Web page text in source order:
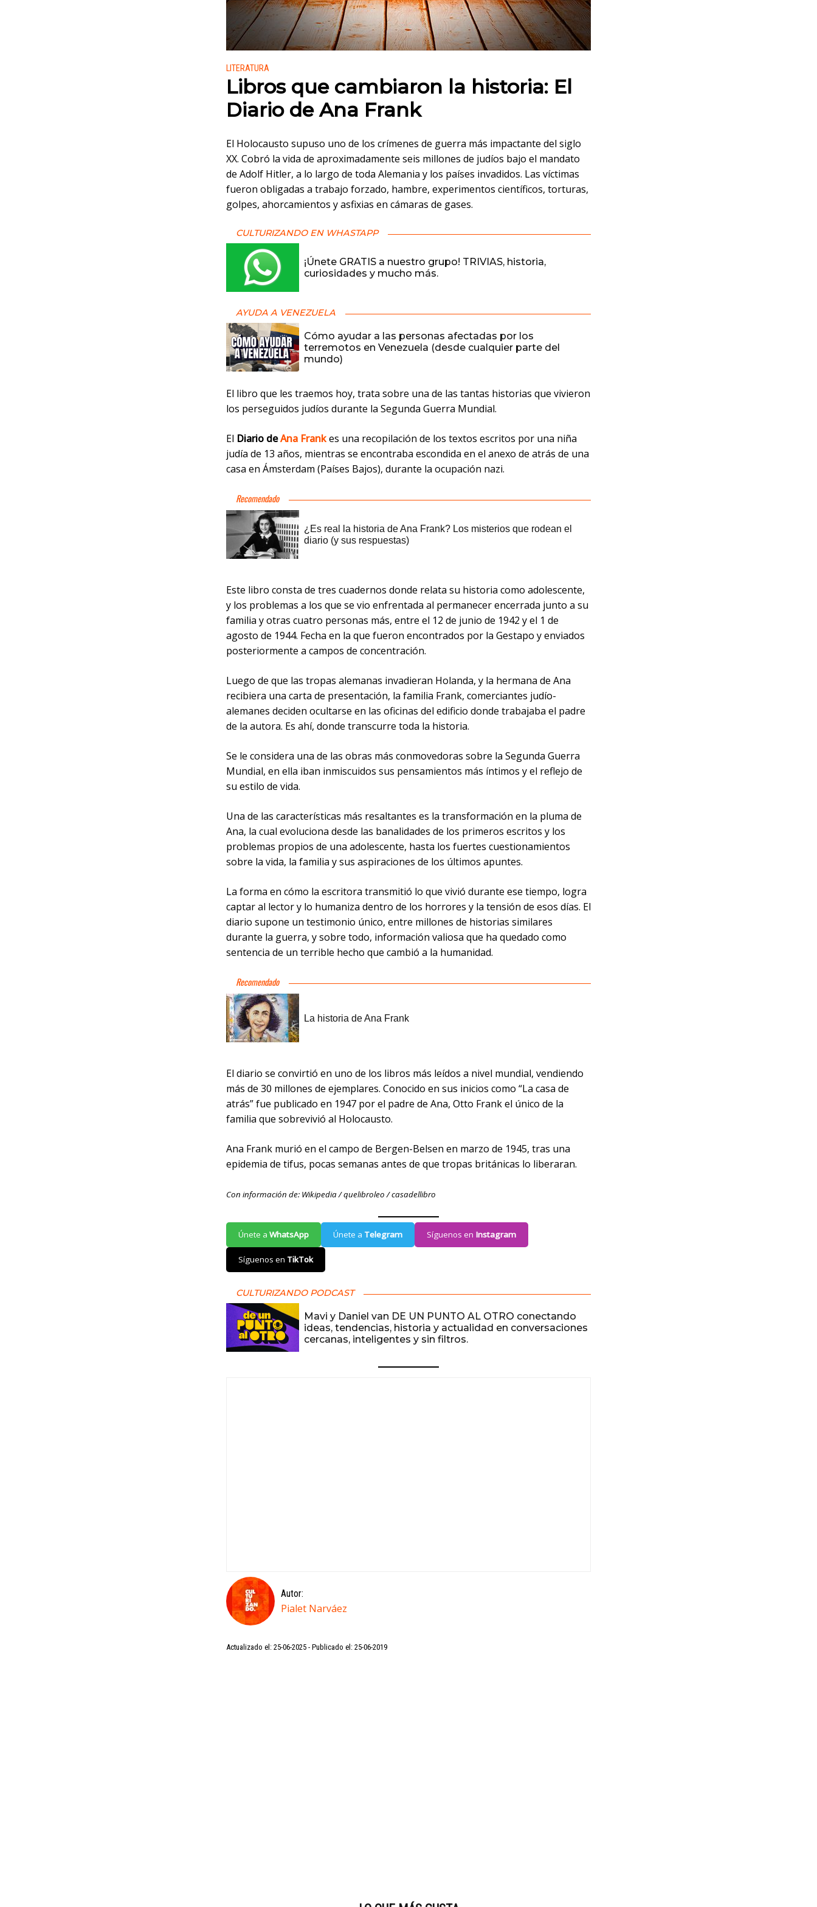
Publicado en:
LITERATURA
Libros que cambiaron la historia: El
Diario de Ana Frank
El Holocausto supuso uno de los crímenes de guerra más impactante del siglo
XX. Cobró la vida de aproximadamente seis millones de judíos bajo el mandato
de Adolf Hitler, a lo largo de toda Alemania y los países invadidos. Las víctimas
fueron obligadas a trabajo forzado, hambre, experimentos científicos, torturas,
golpes, ahorcamientos y asfixias en cámaras de gases.
CULTURIZANDO EN WHASTAPP
¡Únete GRATIS a nuestro grupo! TRIVIAS, historia,
curiosidades y mucho más.
AYUDA A VENEZUELA
Cómo ayudar a las personas afectadas por los
terremotos en Venezuela (desde cualquier parte del
mundo)
El libro que les traemos hoy, trata sobre una de las tantas historias que vivieron
los perseguidos judíos durante la Segunda Guerra Mundial.
El Diario deAna Frankes una recopilación de los textos escritos por una niña
judía de 13 años, mientras se encontraba escondida en el anexo de atrás de una
casa en Ámsterdam (Países Bajos), durante la ocupación nazi.
Este libro consta de tres cuadernos donde relata su historia como adolescente,
y los problemas a los que se vio enfrentada al permanecer encerrada junto a su
familia y otras cuatro personas más, entre el 12 de junio de 1942 y el 1 de
agosto de 1944. Fecha en la que fueron encontrados por la Gestapo y enviados
posteriormente a campos de concentración.
Luego de que las tropas alemanas invadieran Holanda, y la hermana de Ana
recibiera una carta de presentación, la familia Frank, comerciantes judío-
alemanes deciden ocultarse en las oficinas del edificio donde trabajaba el padre
de la autora. Es ahí, donde transcurre toda la historia.
Se le considera una de las obras más conmovedoras sobre la Segunda Guerra
Mundial, en ella iban inmiscuidos sus pensamientos más íntimos y el reflejo de
su estilo de vida.
Una de las características más resaltantes es la transformación en la pluma de
Ana, la cual evoluciona desde las banalidades de los primeros escritos y los
problemas propios de una adolescente, hasta los fuertes cuestionamientos
sobre la vida, la familia y sus aspiraciones de los últimos apuntes.
La forma en cómo la escritora transmitió lo que vivió durante ese tiempo, logra
captar al lector y lo humaniza dentro de los horrores y la tensión de esos días. El
diario supone un testimonio único, entre millones de historias similares
durante la guerra, y sobre todo, información valiosa que ha quedado como
sentencia de un terrible hecho que cambió a la humanidad.
El diario se convirtió en uno de los libros más leídos a nivel mundial, vendiendo
más de 30 millones de ejemplares. Conocido en sus inicios como “La casa de
atrás” fue publicado en 1947 por el padre de Ana, Otto Frank el único de la
familia que sobrevivió al Holocausto.
Ana Frank murió en el campo de Bergen-Belsen en marzo de 1945, tras una
epidemia de tifus, pocas semanas antes de que tropas británicas lo liberaran.
Con información de: Wikipedia / quelibroleo / casadellibro
Únete a WhatsApp Únete a Telegram Síguenos en Instagram
Síguenos en TikTok
CULTURIZANDO PODCAST
Mavi y Daniel van DE UN PUNTO AL OTRO conectando
ideas, tendencias, historia y actualidad en conversaciones
cercanas, inteligentes y sin filtros.
Autor:
Pialet Narváez
Actualizado el: 25-06-2025 Publicado el: 25-06-2019